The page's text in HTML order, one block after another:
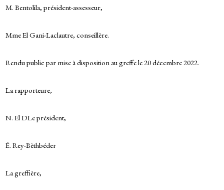
M. Bentolila, président-assesseur,
Mme El Gani-Laclautre, conseillère.
Rendu public par mise à disposition au greffe le 20 décembre 2022.
La rapporteure,
N. El DLe président,
É. Rey-Bèthbéder
La greffière,